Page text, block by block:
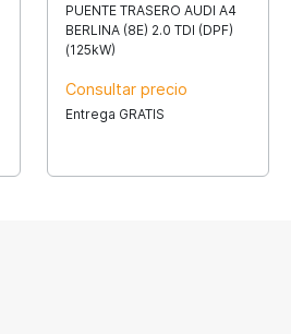
PUENTE TRASERO AUDI A4
BERLINA (8E) 2.0 TDI (DPF)
(125kW)
Consultar precio
Entrega GRATIS